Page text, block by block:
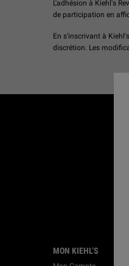
L'adhésion à Kiehl's
de participation en
En s'inscrivant à
discrétion. Les
MON KIEHL’S